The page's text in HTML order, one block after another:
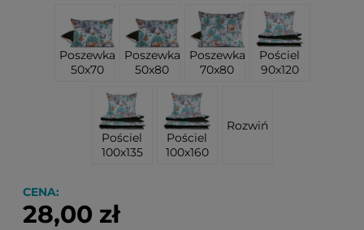
Poszewka
50x70
Poszewka
50x80
Poszewka
70x80
Pościel
90x120
Pościel
100x135
Pościel
100x160
Rozwiń
CENA:
28,00 zł